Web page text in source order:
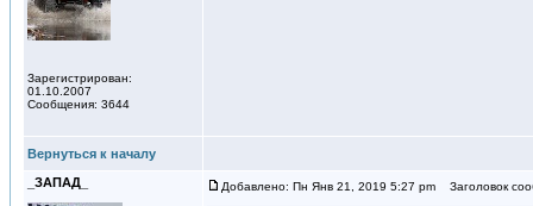
Зарегистрирован:
01.10.2007
Сообщения: 3644
Вернуться к началу
_ЗАПАД_
Добавлено: Пн Янв 21, 2019 5:27 pm Заголовок